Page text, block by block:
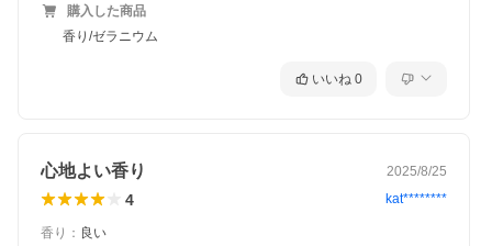
ティーツリー
清涼感あふれるクールな香り。リフレッシュしたい時や頭をスッ
キリさせたい時にもおすすめです。
バラに似たほのかな甘さと新緑をイメージする様な癒される香
り。ストレス性の不調や女性特有の症状に効果的と言われていま
す。
ラベンダー
購入した商品
香り/ゼラニウム
いいね 0
心地よい香り 2025/8/25
4 kat********
香り ： 良い